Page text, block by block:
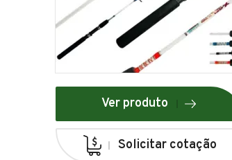
Ver produto
Solicitar cotação